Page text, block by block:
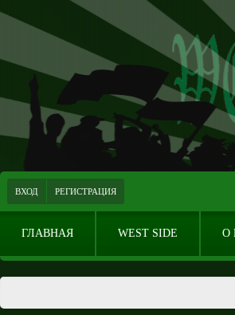
ВХОД РЕГИСТРАЦИЯ
ГЛАВНАЯ WEST SIDE О